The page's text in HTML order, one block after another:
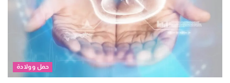
حمل وولادة